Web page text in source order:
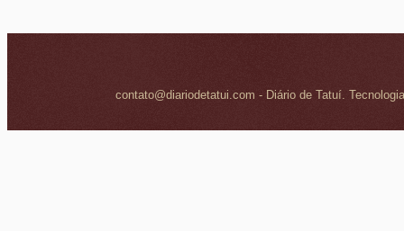
contato@diariodetatui.com - Diário de Tatuí.